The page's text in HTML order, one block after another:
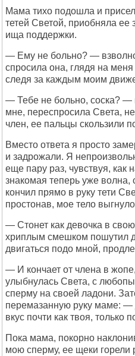
Мама тихо подошла и
тетей Светой, приобняла ее
ища поддержки.
— Ему не больно? —
спросила она, глядя на
следя за каждым моим
— Тебе не больно, соска?
мне, переспросила Света,
член, ее пальцы скользили
Вместо ответа я просто
и задрожали. Я
еще пару раз, чувствуя, как
знакомая теперь уже
кончил прямо в руку тети
простонав, мое тело
— Стонет как девочка в
хриплым смешком пошутил
двигаться подо мной,
— И кончает от члена в
улыбнулась Света, с
сперму на своей ладони.
перемазанную руку маме:
вкус почти как твоя, только
Пока мама, покорно
мою сперму, ее щеки